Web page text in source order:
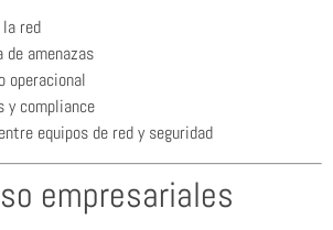
red
amenazas
operacional
y compliance
equipos de red y seguridad
empresariales